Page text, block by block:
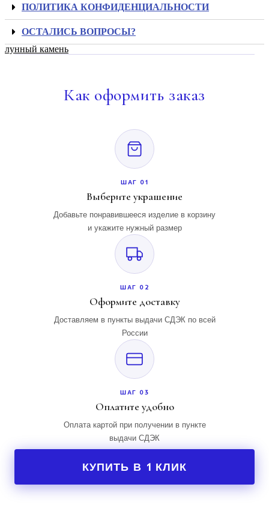
ПОЛИТИКА КОНФИДЕНЦИАЛЬНОСТИ
ОСТАЛИСЬ ВОПРОСЫ?
лунный камень
Как оформить заказ
ШАГ 01
Выберите украшение
Добавьте понравившееся изделие в корзину
и укажите нужный размер
ШАГ 02
Оформите доставку
Доставляем в пункты выдачи СДЭК по всей
России
ШАГ 03
Оплатите удобно
Оплата картой при получении в пункте
выдачи СДЭК
КУПИТЬ В 1 КЛИК